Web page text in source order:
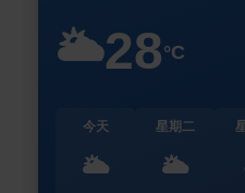
🌥️28°C
今天
🌥️
星期二
🌥️